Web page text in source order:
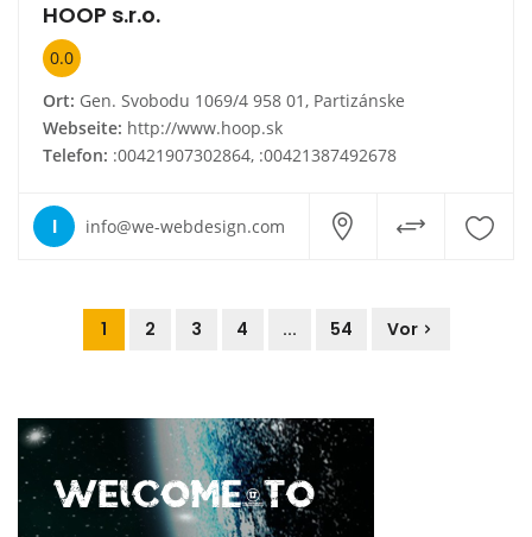
HOOP s.r.o.
0.0
Ort: Gen. Svobodu 1069/4 958 01, Partizánske
Webseite: http://www.hoop.sk
Telefon: :00421907302864, :00421387492678
I info@we-webdesign.com
1 2 3 4 ... 54 Vor